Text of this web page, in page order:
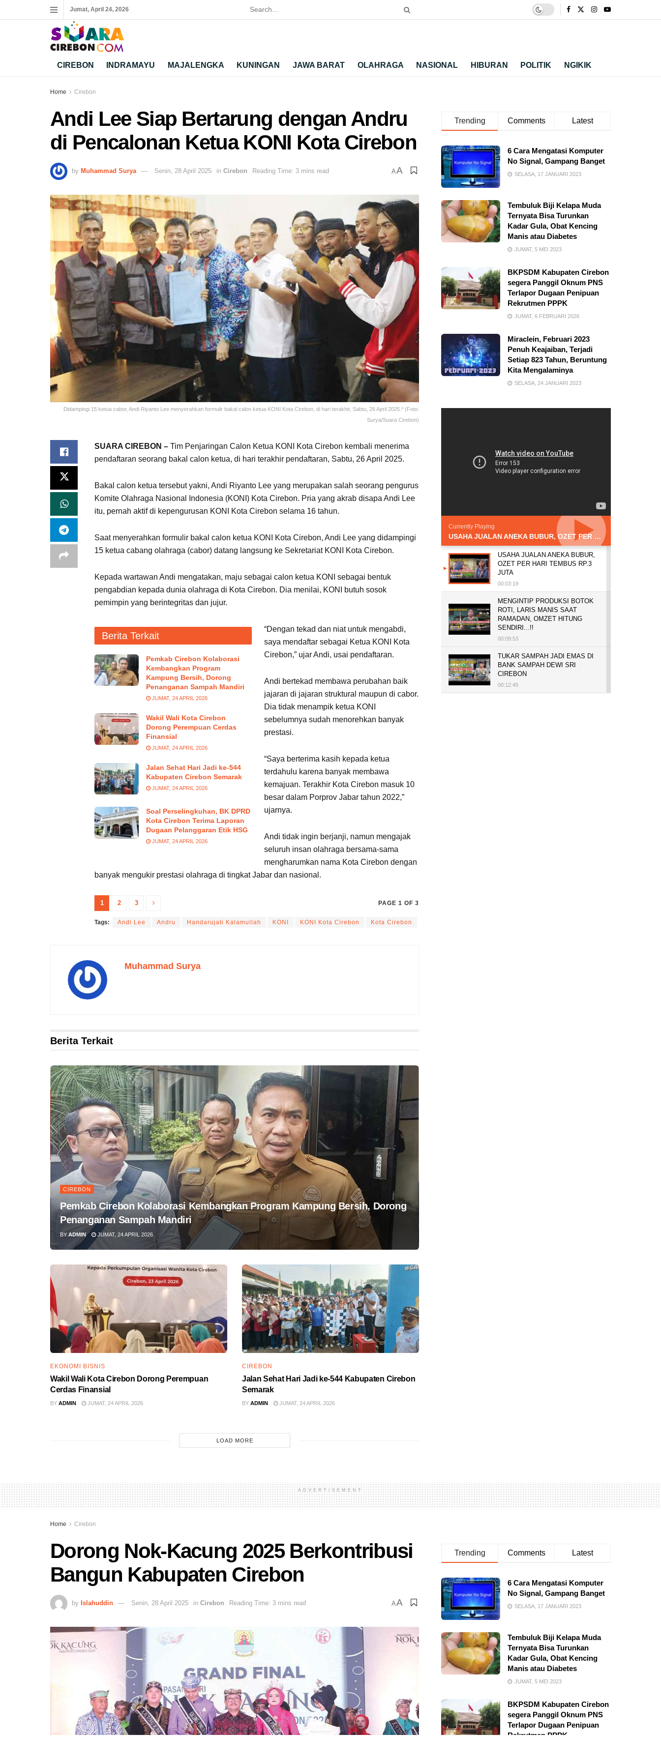
Jumat, April 24, 2026
CIREBON INDRAMAYU MAJALENGKA KUNINGAN JAWA BARAT OLAHRAGA NASIONAL HIBURAN POLITIK NGIKIK
Home Cirebon
Andi Lee Siap Bertarung dengan Andru
di Pencalonan Ketua KONI Kota Cirebon
by Muhammad Surya Senin, 28 April 2025 in Cirebon Reading Time: 3 mins read AA
Didampingi 15 ketua cabor, Andi Riyanto Lee menyerahkan formulir bakal calon ketua KONI Kota Cirebon, di hari terakhir, Sabtu, 26 April 2025.* (Foto:
Surya/Suara Cirebon)
SUARA CIREBON – Tim Penjaringan Calon Ketua KONI Kota Cirebon kembali menerima
pendaftaran seorang bakal calon ketua, di hari terakhir pendaftaran, Sabtu, 26 April 2025.
Bakal calon ketua tersebut yakni, Andi Riyanto Lee yang merupakan salah seorang pengurus
Komite Olahraga Nasional Indonesia (KONI) Kota Cirebon. Pria yang akrab disapa Andi Lee
itu, pernah aktif di kepengurusan KONI Kota Cirebon selama 16 tahun.
Saat menyerahkan formulir bakal calon ketua KONI Kota Cirebon, Andi Lee yang didampingi
15 ketua cabang olahraga (cabor) datang langsung ke Sekretariat KONI Kota Cirebon.
Kepada wartawan Andi mengatakan, maju sebagai calon ketua KONI sebagai bentuk
pengabdian kepada dunia olahraga di Kota Cirebon. Dia menilai, KONI butuh sosok
pemimpin yang berintegritas dan jujur.
Berita Terkait
Pemkab Cirebon Kolaborasi
Kembangkan Program
Kampung Bersih, Dorong
Penanganan Sampah Mandiri
JUMAT, 24 APRIL 2026
Wakil Wali Kota Cirebon
Dorong Perempuan Cerdas
Finansial
JUMAT, 24 APRIL 2026
Jalan Sehat Hari Jadi ke-544
Kabupaten Cirebon Semarak
JUMAT, 24 APRIL 2026
Soal Perselingkuhan, BK DPRD
Kota Cirebon Terima Laporan
Dugaan Pelanggaran Etik HSG
JUMAT, 24 APRIL 2026
“Dengan tekad dan niat untuk mengabdi,
saya mendaftar sebagai Ketua KONI Kota
Cirebon,” ujar Andi, usai pendaftaran.
Andi bertekad membawa perubahan baik
jajaran di jajaran struktural maupun di cabor.
Dia tidak menampik ketua KONI
sebelumnya sudah menorehkan banyak
prestasi.
“Saya berterima kasih kepada ketua
terdahulu karena banyak membawa
kemajuan. Terakhir Kota Cirebon masuk 10
besar dalam Porprov Jabar tahun 2022,”
ujarnya.
Andi tidak ingin berjanji, namun mengajak
seluruh insan olahraga bersama-sama
mengharumkan nama Kota Cirebon dengan
banyak mengukir prestasi olahraga di tingkat Jabar dan nasional.
PAGE 1 OF 3
1 2 3
Tags: Andi Lee Andru Handarujati Kalamullah KONI KONI Kota Cirebon Kota Cirebon
Muhammad Surya
Berita Terkait
CIREBON
Pemkab Cirebon Kolaborasi Kembangkan Program Kampung Bersih, Dorong
Penanganan Sampah Mandiri
BY ADMIN JUMAT, 24 APRIL 2026
EKONOMI BISNIS
Wakil Wali Kota Cirebon Dorong Perempuan
Cerdas Finansial
BY ADMIN JUMAT, 24 APRIL 2026
CIREBON
Jalan Sehat Hari Jadi ke-544 Kabupaten Cirebon
Semarak
BY ADMIN JUMAT, 24 APRIL 2026
LOAD MORE
Trending Comments Latest
6 Cara Mengatasi Komputer
No Signal, Gampang Banget
SELASA, 17 JANUARI 2023
Tembuluk Biji Kelapa Muda
Ternyata Bisa Turunkan
Kadar Gula, Obat Kencing
Manis atau Diabetes
JUMAT, 5 MEI 2023
BKPSDM Kabupaten Cirebon
segera Panggil Oknum PNS
Terlapor Dugaan Penipuan
Rekrutmen PPPK
JUMAT, 6 FEBRUARI 2026
Miraclein, Februari 2023
Penuh Keajaiban, Terjadi
Setiap 823 Tahun, Beruntung
Kita Mengalaminya
SELASA, 24 JANUARI 2023
Currently Playing
USAHA JUALAN ANEKA BUBUR, OZET PER HARI TEMBUS RP.3 JUTA
USAHA JUALAN ANEKA BUBUR,
OZET PER HARI TEMBUS RP.3
JUTA
00:03:19
MENGINTIP PRODUKSI BOTOK
ROTI, LARIS MANIS SAAT
RAMADAN, OMZET HITUNG
SENDIRI...!!
00:09:53
TUKAR SAMPAH JADI EMAS DI
BANK SAMPAH DEWI SRI
CIREBON
00:12:45
ADVERTISEMENT
Home Cirebon
Dorong Nok-Kacung 2025 Berkontribusi
Bangun Kabupaten Cirebon
by Islahuddin Senin, 28 April 2025 in Cirebon Reading Time: 3 mins read AA
Trending Comments Latest
6 Cara Mengatasi Komputer
No Signal, Gampang Banget
SELASA, 17 JANUARI 2023
Tembuluk Biji Kelapa Muda
Ternyata Bisa Turunkan
Kadar Gula, Obat Kencing
Manis atau Diabetes
JUMAT, 5 MEI 2023
BKPSDM Kabupaten Cirebon
segera Panggil Oknum PNS
Terlapor Dugaan Penipuan
Rekrutmen PPPK